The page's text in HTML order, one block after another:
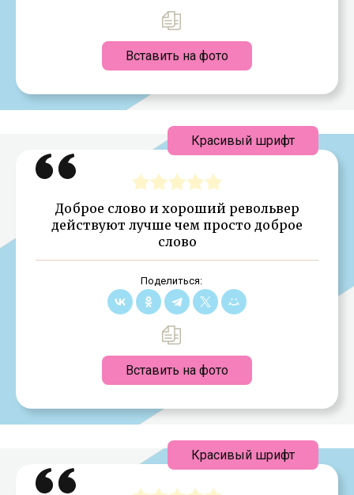
Вставить на фото
Доброе слово и хороший револьвер
действуют лучше чем просто доброе
слово
Поделиться:
Вставить на фото
Красивый шрифт
Красивый шрифт